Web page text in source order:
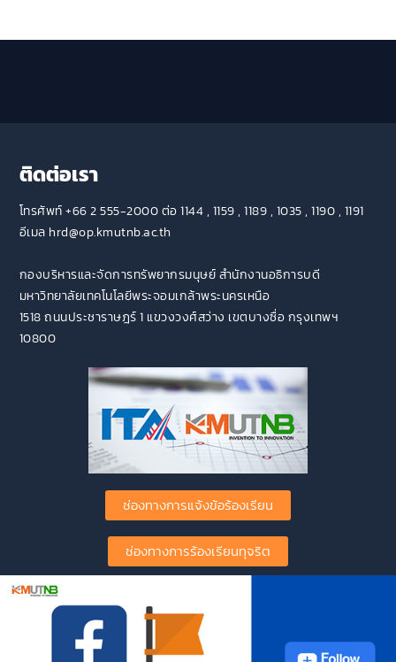
ติดต่อเรา
โทรศัพท์ +66 2 555-2000 ต่อ 1144 , 1159 , 1189 , 1035 , 1190 , 1191
อีเมล hrd@op.kmutnb.ac.th
กองบริหารและจัดการทรัพยากรมนุษย์ สำนักงานอธิการบดี
มหาวิทยาลัยเทคโนโลยีพระจอมเกล้าพระนครเหนือ
1518 ถนนประชาราษฎร์ 1 แขวงวงศ์สว่าง เขตบางซื่อ กรุงเทพฯ
10800
ช่องทางการแจ้งข้อร้องเรียน
ช่องทางการร้องเรียนทุจริต